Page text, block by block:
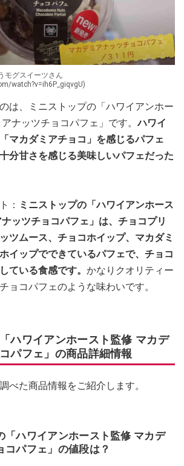
モグスイーツさん
watch?v=ih6P_giqvgU)
は、ミニストップの「ハワイアンホー
ナッツチョコパフェ」です。ハワイ
マカダミアチョコ」を感じるパフェ
分甘さを感じる美味しいパフェだった
： ミニストップの「ハワイアンホース
ナッツチョコパフェ」は、チョコプリ
ツムース、チョコホイップ、マカダミ
イップでできているパフェで、チョコ
ている食感です。 かなりクオリティー
ョコパフェのような味わいです。
ハワイアンホースト監修 マカデ
パフェ」の商品詳細情報
べた商品情報をご紹介します。
「ハワイアンホースト監修 マカデ
コパフェ」の値段は？